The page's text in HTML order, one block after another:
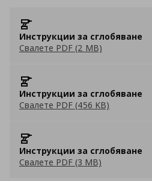
Инструкции за сглобяване
Свалете PDF (2 MB)
Инструкции за сглобяване
Свалете PDF (456 KB)
Инструкции за сглобяване
Свалете PDF (3 MB)